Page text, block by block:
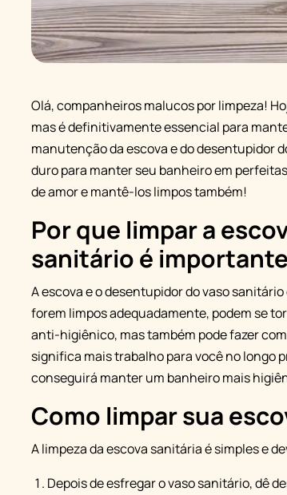
Olá, companheiros malucos por limpeza!
mas é definitivamente essencial para
manutenção da escova e do desentupidor
duro para manter seu banheiro em
de amor e mantê-los limpos também!
Por que limpar a
sanitário é importante
A escova e o desentupidor do vaso
forem limpos adequadamente, podem se
anti-higiênico, mas também pode fazer
significa mais trabalho para você no longo
conseguirá manter um banheiro mais
Como limpar sua
A limpeza da escova sanitária é simples e
Depois de esfregar o vaso sanitário, dê